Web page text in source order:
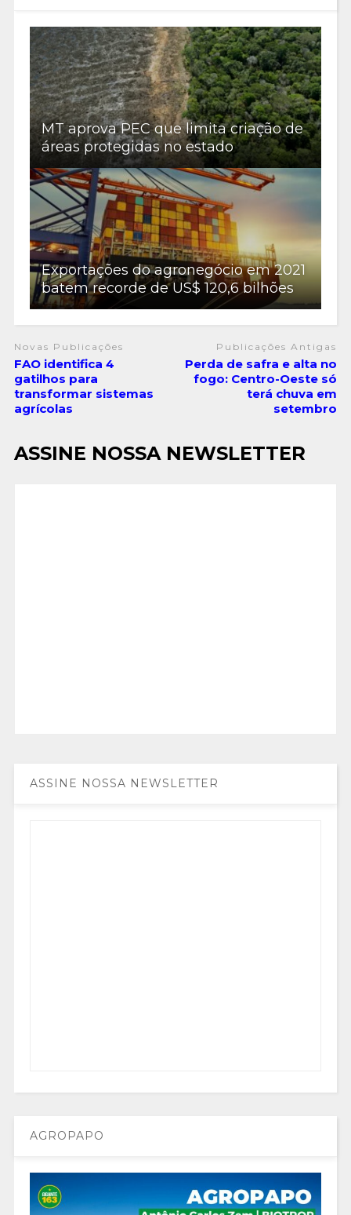
MT aprova PEC que limita criação de
áreas protegidas no estado
Exportações do agronegócio em 2021
batem recorde de US$ 120,6 bilhões
Novas Publicações
FAO identifica 4
gatilhos para
transformar sistemas
agrícolas
Publicações Antigas
Perda de safra e alta no
fogo: Centro-Oeste só
terá chuva em
setembro
ASSINE NOSSA NEWSLETTER
ASSINE NOSSA NEWSLETTER
AGROPAPO